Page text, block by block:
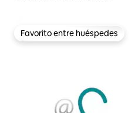
Favorito entre huéspedes
Favorito entre huéspedes